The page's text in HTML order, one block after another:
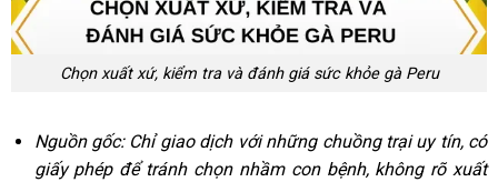
Chọn xuất xứ, kiểm tra và đánh giá sức khỏe gà Peru
Nguồn gốc: Chỉ giao dịch với những chuồng trại uy tín, có
giấy phép để tránh chọn nhầm con bệnh, không rõ xuất